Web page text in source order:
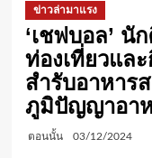
ข่าวล่ามาแรง
‘เชฟบอล’ นั
ท่องเที่ยวแล
สำรับอาหาร
ภูมิปัญญาอา
ตอนนั้น 03/12/2024